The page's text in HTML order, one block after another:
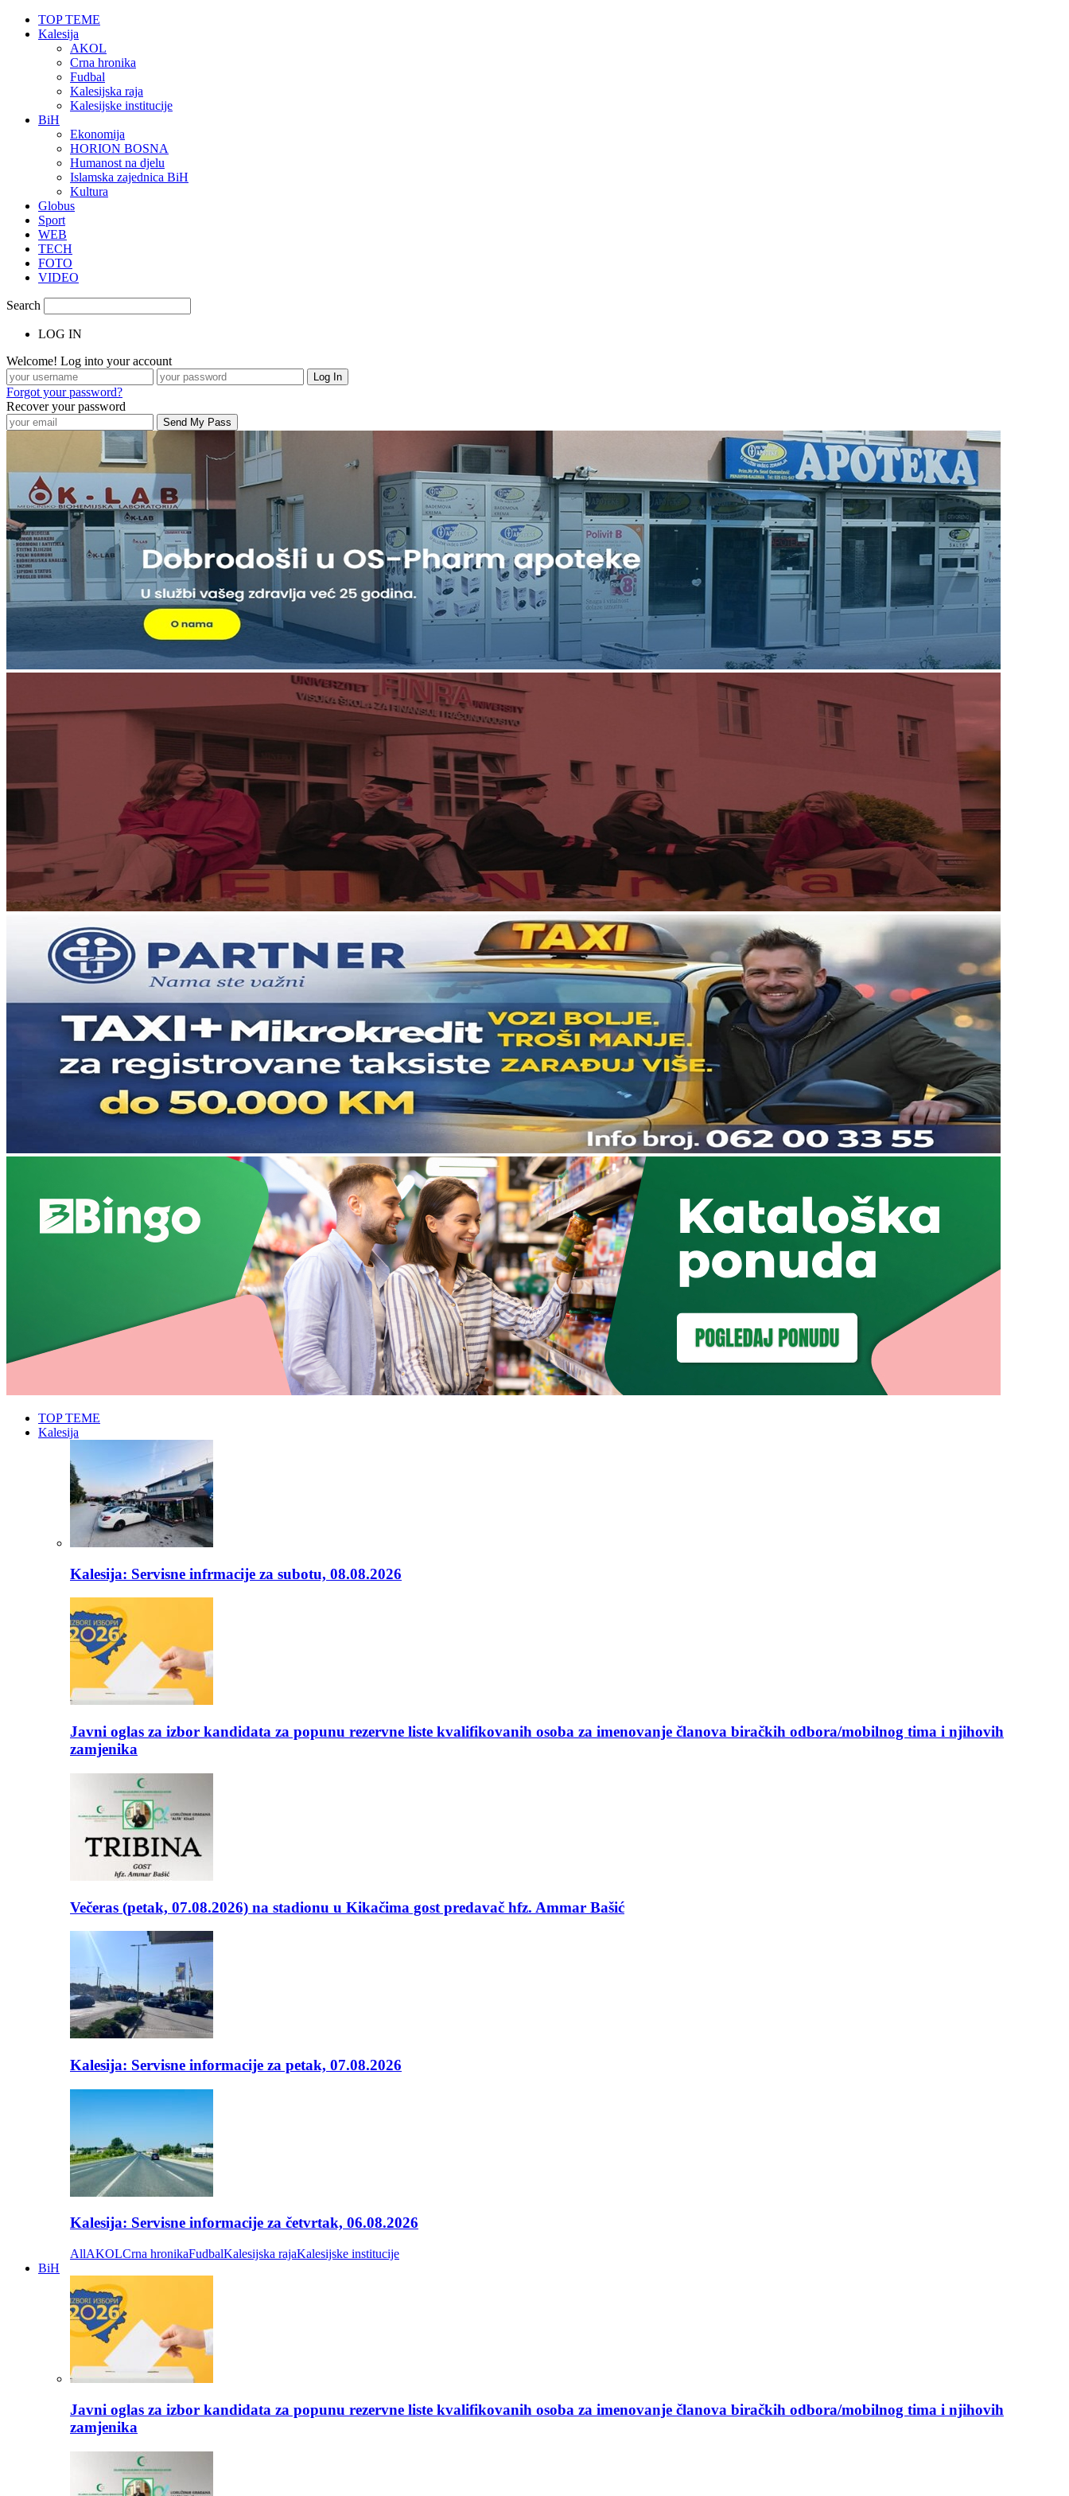
TOP TEME
Kalesija
AKOL
Crna hronika
Fudbal
Kalesijska raja
Kalesijske institucije
BiH
Ekonomija
HORION BOSNA
Humanost na djelu
Islamska zajednica BiH
Kultura
Globus
Sport
WEB
TECH
FOTO
VIDEO
Search
LOG IN
Welcome! Log into your account
Forgot your password?
Recover your password
TOP TEME
Kalesija
Kalesija: Servisne infrmacije za subotu, 08.08.2026
Javni oglas za izbor kandidata za popunu rezervne liste kvalifikovanih osoba za imenovanje članova biračkih odbora/mobilnog tima i njihovih
zamjenika
Večeras (petak, 07.08.2026) na stadionu u Kikačima gost predavač hfz. Ammar Bašić
Kalesija: Servisne informacije za petak, 07.08.2026
Kalesija: Servisne informacije za četvrtak, 06.08.2026
AllAKOLCrna hronikaFudbalKalesijska rajaKalesijske institucije
BiH
Javni oglas za izbor kandidata za popunu rezervne liste kvalifikovanih osoba za imenovanje članova biračkih odbora/mobilnog tima i njihovih
zamjenika